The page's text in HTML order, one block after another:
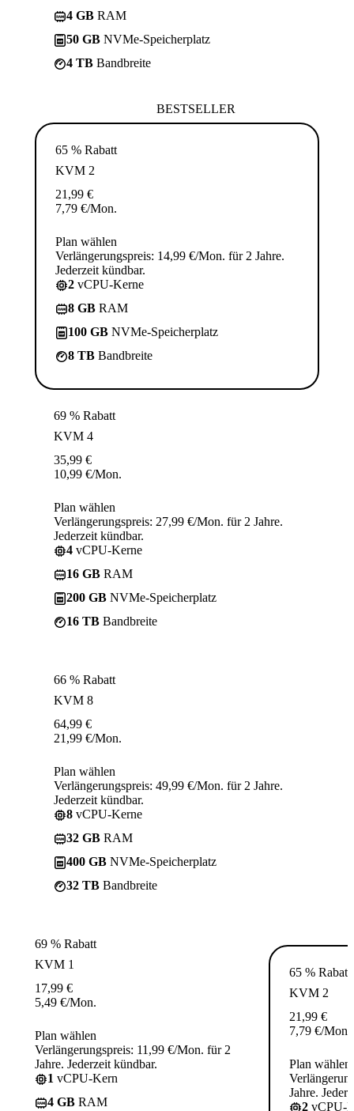
4 GB RAM
50 GB NVMe-Speicherplatz
4 TB Bandbreite
BESTSELLER
65 % Rabatt
KVM 2
21,99 €
7,79 €/Mon.
Plan wählen
Verlängerungspreis: 14,99 €/Mon. für 2 Jahre.
Jederzeit kündbar.
2 vCPU-Kerne
8 GB RAM
100 GB NVMe-Speicherplatz
8 TB Bandbreite
69 % Rabatt
KVM 4
35,99 €
10,99 €/Mon.
Plan wählen
Verlängerungspreis: 27,99 €/Mon. für 2 Jahre.
Jederzeit kündbar.
4 vCPU-Kerne
16 GB RAM
200 GB NVMe-Speicherplatz
16 TB Bandbreite
66 % Rabatt
KVM 8
64,99 €
21,99 €/Mon.
Plan wählen
Verlängerungspreis: 49,99 €/Mon. für 2 Jahre.
Jederzeit kündbar.
8 vCPU-Kerne
32 GB RAM
400 GB NVMe-Speicherplatz
32 TB Bandbreite
69 % Rabatt
KVM 1
17,99 €
5,49 €/Mon.
Plan wählen
Verlängerungspreis: 11,99 €/Mon. für 2
Jahre. Jederzeit kündbar.
1 vCPU-Kern
4 GB RAM
65 % Rabatt
KVM 2
21,99 €
7,79 €/Mon.
Plan wählen
Jahre.
2 vCPU-